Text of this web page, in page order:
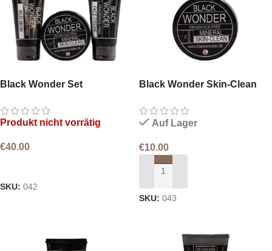
Black Wonder Set
Produkt nicht vorrätig
€40.00
SKU: 042
Black Wonder Skin-Clean
Auf Lager
€10.00
IN DEN WARENKORB LEGEN
SKU: 043